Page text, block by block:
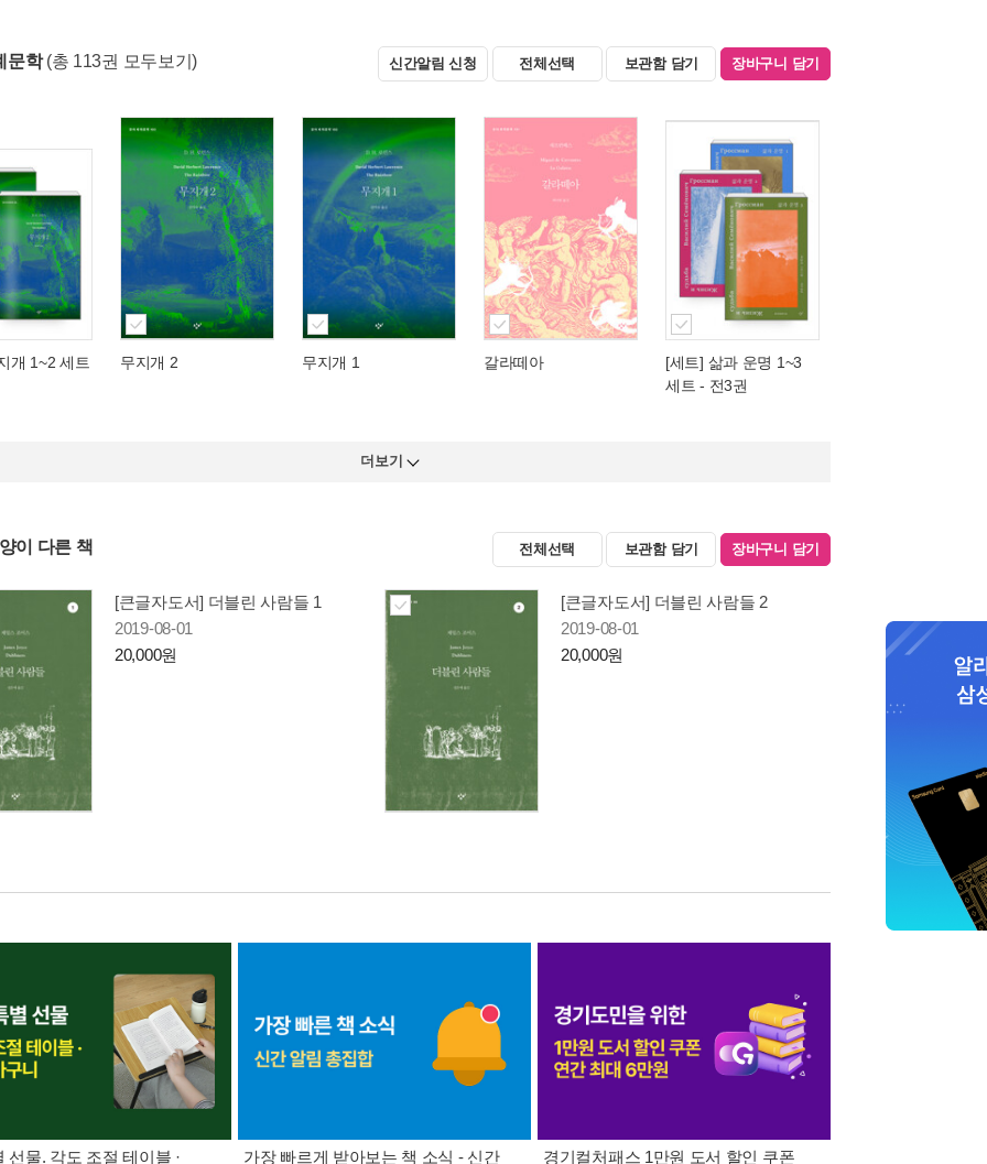
문학 (총 113권 모두보기) 신간알림 신청 전체선택 보관함 담기 장바구니 담기
개 1~2 세트 무지개 2 무지개 1 갈라떼아
[세트] 삶과 운명 1~3
세트 - 전3권
더보기
이 다른 책 전체선택 보관함 담기 장바구니 담기
[큰글자도서] 더블린 사람들 1
2019-08-01
20,000원
[큰글자도서] 더블린 사람들 2
2019-08-01
20,000원
선물. 각도 조절 테이블 · 가장 빠르게 받아보는 책 소식 - 신간 경기컬처패스 1만원 도서 할인 쿠폰